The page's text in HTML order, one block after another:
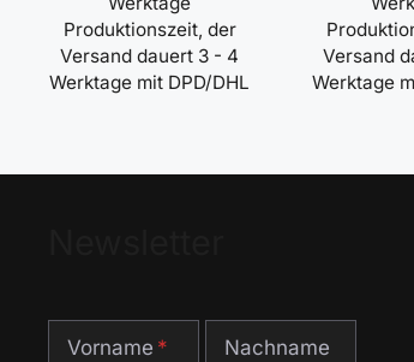
Produktionszeit, der
Versand dauert 3 - 4
Werktage mit DPD/DHL
Versand
Werktage
Vorname Nachname